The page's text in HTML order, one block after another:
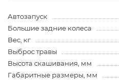
Автозапуск
Большие задние колеса
Вес, кг
Выброс травы
Высота скашивания, мм
Габаритные размеры, мм